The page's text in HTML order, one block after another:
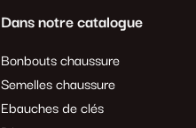
Dans notre catalogue
Bonbouts chaussure
Semelles chaussure
Ebauches de clés